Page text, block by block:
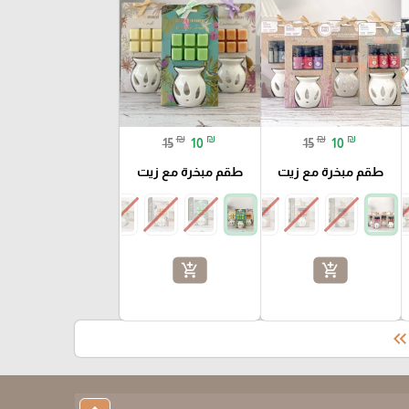
15 ₪ 10 ₪
طقم مبخرة مع زيت
add_shopping_cart
15 ₪ 10 ₪
طقم مبخرة مع زيت
add_shopping_cart
keyboard_double_arrow_left